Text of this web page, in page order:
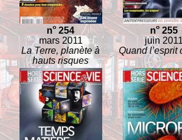
no254
mars 2011
La Terre, planète à
hauts risques
no 255
juin 2011
Quand l’esprit